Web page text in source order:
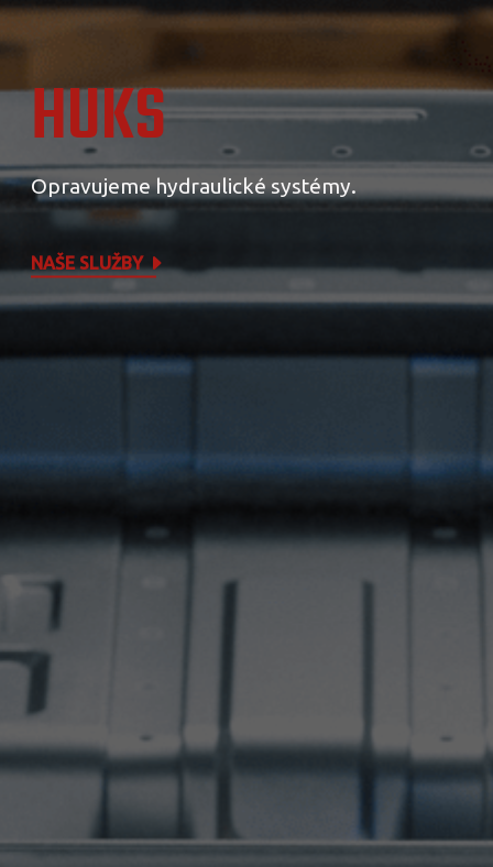
HUKS
Opravujeme hydraulické systémy.
NAŠE SLUŽBY